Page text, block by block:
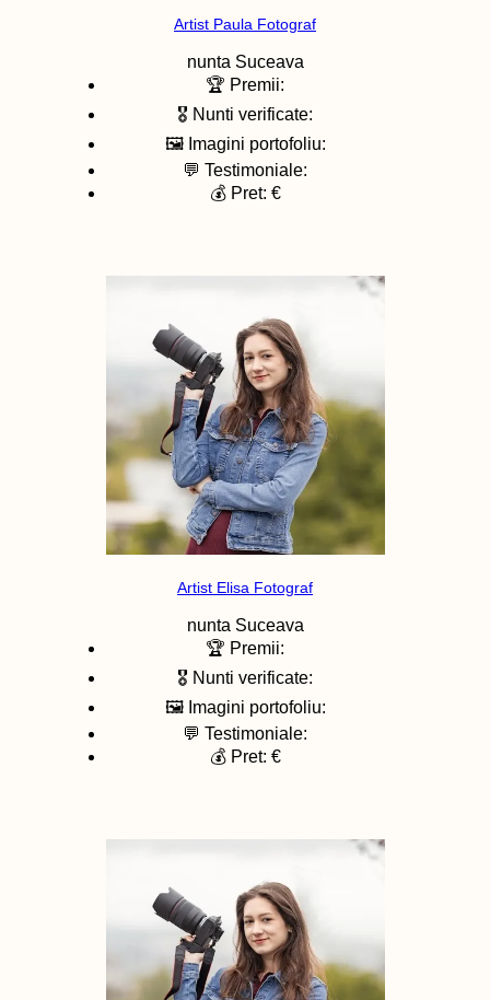
Artist Paula Fotograf
nunta Suceava
🏆 Premii:
🎖️ Nunti verificate:
🖼️ Imagini portofoliu:
💬 Testimoniale:
💰 Pret: €
Artist Elisa Fotograf
nunta Suceava
🏆 Premii:
🎖️ Nunti verificate:
🖼️ Imagini portofoliu:
💬 Testimoniale:
💰 Pret: €